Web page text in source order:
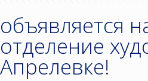
объявляется
отделение
Апрелевке!